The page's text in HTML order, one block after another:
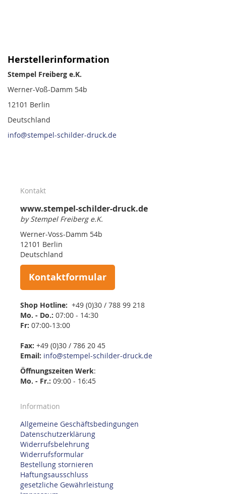
Herstellerinformation
Stempel Freiberg e.K.
Werner-Voß-Damm 54b
12101 Berlin
Deutschland
info@stempel-schilder-druck.de
Kontakt
www.stempel-schilder-druck.de
by Stempel Freiberg e.K.
Werner-Voss-Damm 54b
12101 Berlin
Deutschland
Kontaktformular
Shop Hotline: +49 (0)30 / 788 99 218
Mo. - Do.: 07:00 - 14:30
Fr: 07:00-13:00
Fax: +49 (0)30 / 786 20 45
Email: info@stempel-schilder-druck.de
Öffnungszeiten Werk:
Mo. - Fr.: 09:00 - 16:45
Information
Allgemeine Geschäftsbedingungen
Datenschutzerklärung
Widerrufsbelehrung
Widerrufsformular
Bestellung stornieren
Haftungsausschluss
gesetzliche Gewährleistung